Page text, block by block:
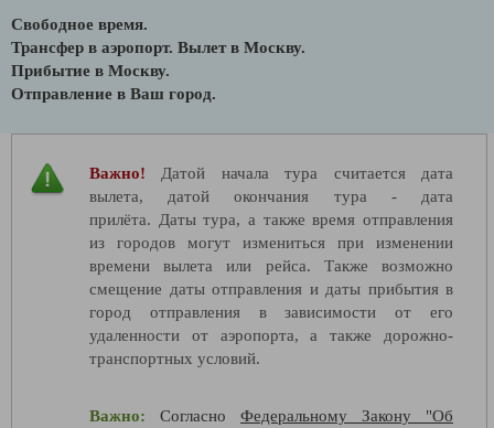
Свободное время.
Трансфер в аэропорт. Вылет в Москву.
Прибытие в Москву.
Отправление в Ваш город.
Важно!
Датой начала тура считается дата
вылета, датой окончания тура - дата
прилёта. Даты тура, а также время отправления
из городов могут измениться при изменении
времени вылета или рейса. Также возможно
смещение даты отправления и даты прибытия в
город отправления в зависимости от его
удаленности от аэропорта, а также дорожно-
транспортных условий.
Важно: Согласно Федеральному Закону "Об